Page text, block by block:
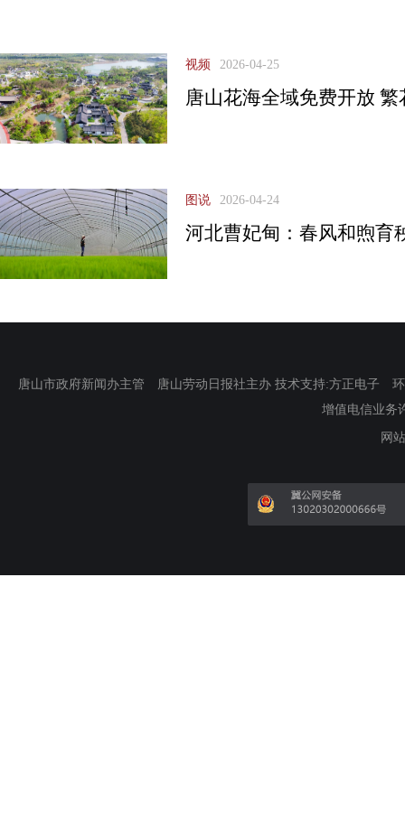
视频 2026-04-25
唐山花海全域免费开放
图说 2026-04-24
河北曹妃甸：春风和煦育
唐山市政府新闻办主管 唐山劳动日报社主办 技术支持:方正电子
增值电信业务
网